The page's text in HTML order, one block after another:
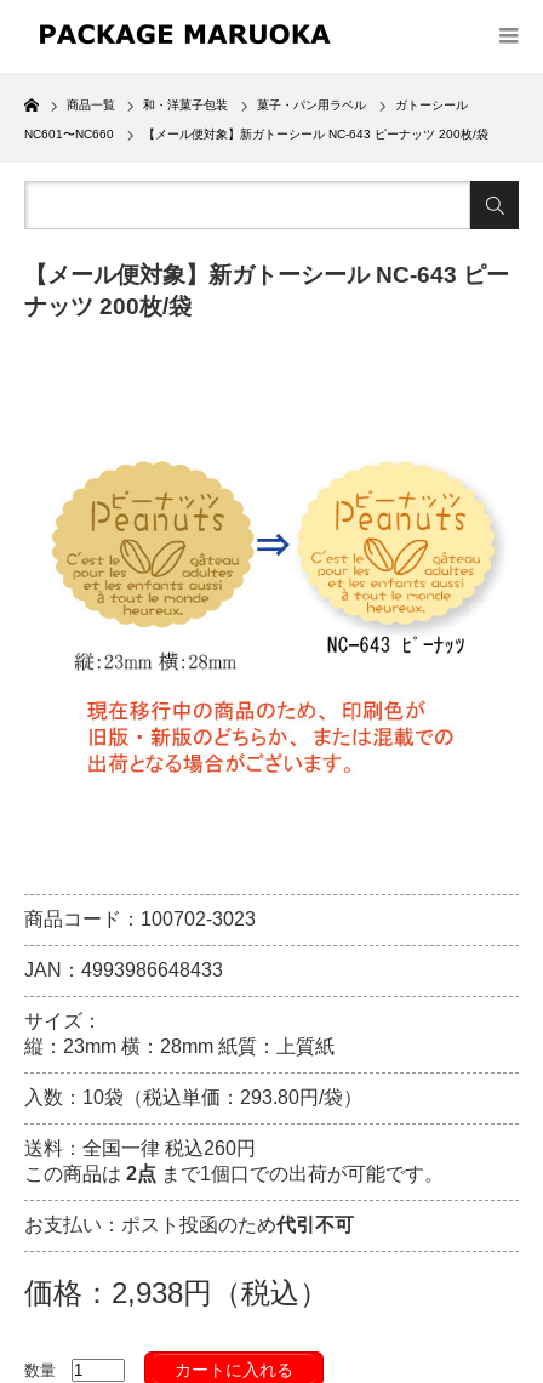
Home
商品一覧 和・洋菓子包装 菓子・パン用ラベル ガトーシール
NC601〜NC660 【メール便対象】新ガトーシール NC-643 ピーナッツ 200枚/袋
【メール便対象】新ガトーシール NC-643 ピー
ナッツ 200枚/袋
商品コード：100702-3023
JAN：4993986648433
サイズ：
縦：23mm 横：28mm 紙質：上質紙
入数：10袋（税込単価：293.80円/袋）
送料：全国一律 税込260円
この商品は 2点 まで1個口での出荷が可能です。
お支払い：ポスト投函のため代引不可
価格：2,938円（税込）
数量 カートに入れる